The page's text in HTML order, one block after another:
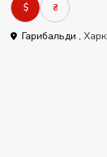
$ ₴
Гарибальди ,